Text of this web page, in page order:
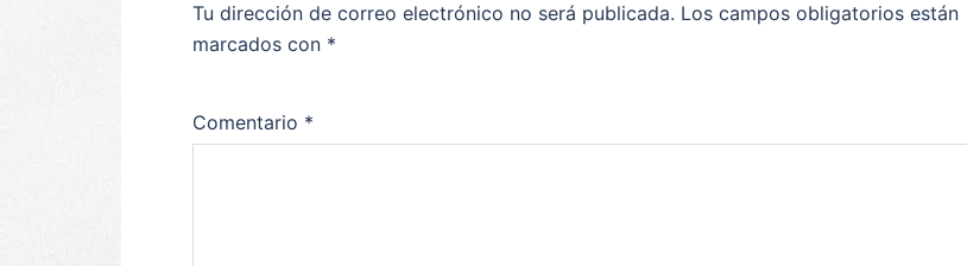
Tu dirección de correo electrónico no será publicada. Los campos obligatorios están
marcados con *
Comentario *